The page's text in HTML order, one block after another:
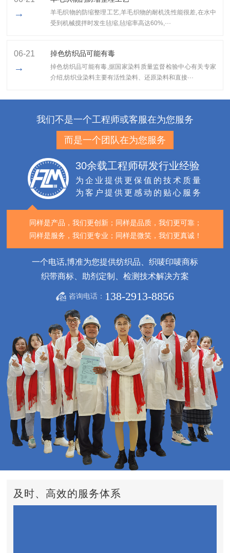
→
羊毛织物的防缩整理工艺,​羊毛织物的耐机洗性能很差,在水中
受到机械搅拌时发生毡缩,毡缩率高达60%,···
06-21
→
掉色纺织品可能有毒
掉色纺织品可能有毒,据国家染料质量监督检验中心有关专家
介绍,纺织业染料主要有活性染料、还原染料和直接···
我们不是一个工程师或客服在为您服务
而是一个团队在为您服务
30余载工程师研发行业经验
为企业提供更保值的技术质量
为客户提供更感动的贴心服务
同样是产品，我们更创新； 同样是品质，我们更可靠；
同样是服务，我们更专业； 同样是微笑，我们更真诚！
一个电话,博准为您提供纺织品、织唛印唛商标
织带商标、助剂定制、检测技术解决方案
咨询电话： 138-2913-8856
及时、高效的服务体系